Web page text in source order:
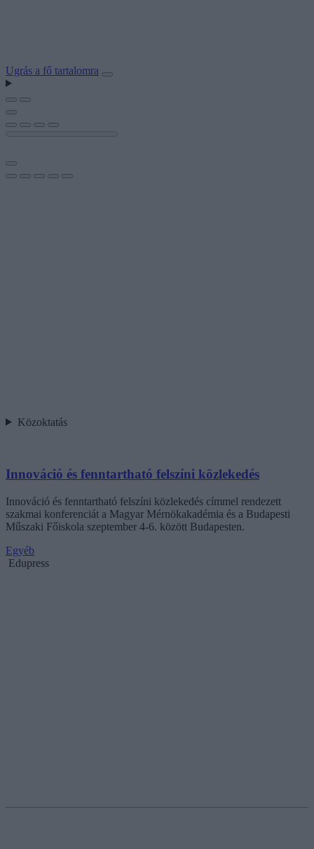
Ugrás a fő tartalomra
Közoktatás
Innováció és fenntartható felszíni közlekedés
Innováció és fenntartható felszíni közlekedés címmel rendezett
szakmai konferenciát a Magyar Mérnökakadémia és a Budapesti
Műszaki Főiskola szeptember 4-6. között Budapesten.
Egyéb
Edupress